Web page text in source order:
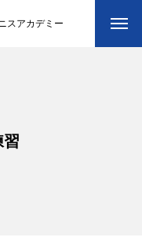
スアカデミー
習